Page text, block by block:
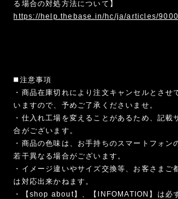
る場合の対処方法について】
https://help.thebase.in/hc/ja/articles/
◼️注意事項
・商品在庫切れにより注文キャンセルとさせ
いますので、予めご了承くださいませ。
・仕入れ工場を変えることがあるため、記載
合がございます。
・商品の色味は、お手持ちのスマートフォン
若干異なる場合がございます。
・イメージ違いやサイズ交換等、お客さまご
は対応出来かねます。
・【shop about】、【INFOMATION】は必